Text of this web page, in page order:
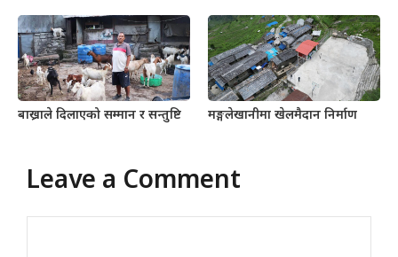
बाख्राले दिलाएको सम्मान र सन्तुष्टि मङ्गलेखानीमा खेलमैदान निर्माण
Leave a Comment